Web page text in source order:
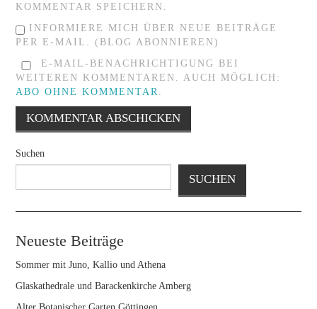
KOMMENTAR SPEICHERN.
INFORMIERE MICH ÜBER NEUE BEITRÄGE
PER E-MAIL. (BLOG ABONNIEREN)
E-MAIL-BENACHRICHTIGUNG BEI
WEITEREN KOMMENTAREN. AUCH MÖGLICH:
ABO OHNE KOMMENTAR
Suchen
SUCHEN
Neueste Beiträge
Sommer mit Juno, Kallio und Athena
Glaskathedrale und Barackenkirche Amberg